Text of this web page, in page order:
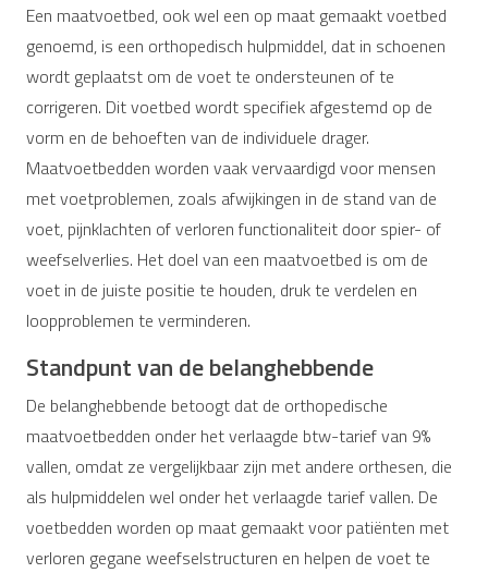
Een maatvoetbed, ook wel een op maat gemaakt voetbed
genoemd, is een orthopedisch hulpmiddel, dat in schoenen
wordt geplaatst om de voet te ondersteunen of te
corrigeren. Dit voetbed wordt specifiek afgestemd op de
vorm en de behoeften van de individuele drager.
Maatvoetbedden worden vaak vervaardigd voor mensen
met voetproblemen, zoals afwijkingen in de stand van de
voet, pijnklachten of verloren functionaliteit door spier- of
weefselverlies. Het doel van een maatvoetbed is om de
voet in de juiste positie te houden, druk te verdelen en
loopproblemen te verminderen.
Standpunt van de belanghebbende
De belanghebbende betoogt dat de orthopedische
maatvoetbedden onder het verlaagde btw-tarief van 9%
vallen, omdat ze vergelijkbaar zijn met andere orthesen, die
als hulpmiddelen wel onder het verlaagde tarief vallen. De
voetbedden worden op maat gemaakt voor patiënten met
verloren gegane weefselstructuren en helpen de voet te